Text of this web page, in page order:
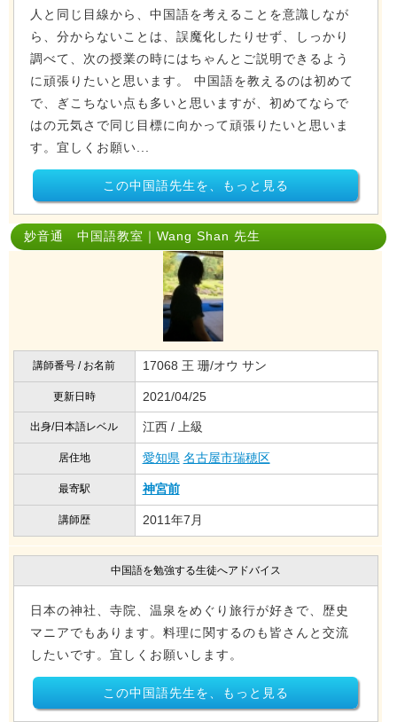
人と同じ目線から、中国語を考えることを意識しなが
ら、分からないことは、誤魔化したりせず、しっかり
調べて、次の授業の時にはちゃんとご説明できるよう
に頑張りたいと思います。 中国語を教えるのは初めて
で、ぎこちない点も多いと思いますが、初めてならで
はの元気さで同じ目標に向かって頑張りたいと思いま
す。宜しくお願い...
この中国語先生を、もっと見る
妙音通 中国語教室｜Wang Shan 先生
講師番号 / お名前 17068 王 珊/オウ サン
更新日時 2021/04/25
出身/日本語レベル 江西 / 上級
居住地 愛知県 名古屋市瑞穂区
最寄駅 神宮前
講師歴 2011年7月
中国語を勉強する生徒へアドバイス
日本の神社、寺院、温泉をめぐり旅行が好きで、歴史
マニアでもあります。料理に関するのも皆さんと交流
したいです。宜しくお願いします。
この中国語先生を、もっと見る